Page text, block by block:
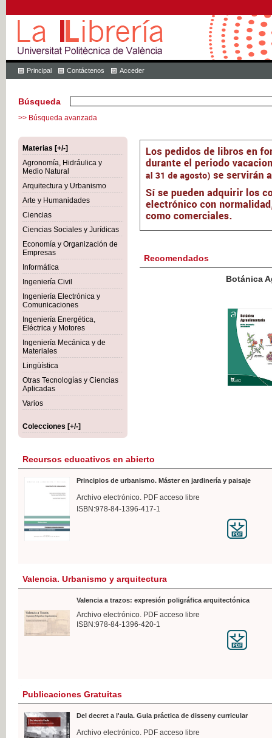
Principal Contáctenos Acceder
Búsqueda
>> Búsqueda avanzada
Materias [+/-]
Agronomía, Hidráulica y
Medio Natural
Arquitectura y Urbanismo
Arte y Humanidades
Ciencias
Ciencias Sociales y Jurídicas
Economía y Organización de
Empresas
Informática
Ingeniería Civil
Ingeniería Electrónica y
Comunicaciones
Ingeniería Energética,
Eléctrica y Motores
Ingeniería Mecánica y de
Materiales
Lingüística
Otras Tecnologías y Ciencias
Aplicadas
Varios
Colecciones [+/-]
Recomendados
Botánica Agroalimentaria
IVA
Recursos educativos en abierto
Principios de urbanismo. Máster en jardinería y paisaje
Archivo electrónico. PDF acceso libre
ISBN:978-84-1396-417-1
Valencia. Urbanismo y arquitectura
Valencia a trazos: expresión poligráfica arquitectónica
Archivo electrónico. PDF acceso libre
ISBN:978-84-1396-420-1
Publicaciones Gratuitas
Del decret a l'aula. Guia práctica de disseny curricular
Archivo electrónico. PDF acceso libre